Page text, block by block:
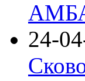
24-